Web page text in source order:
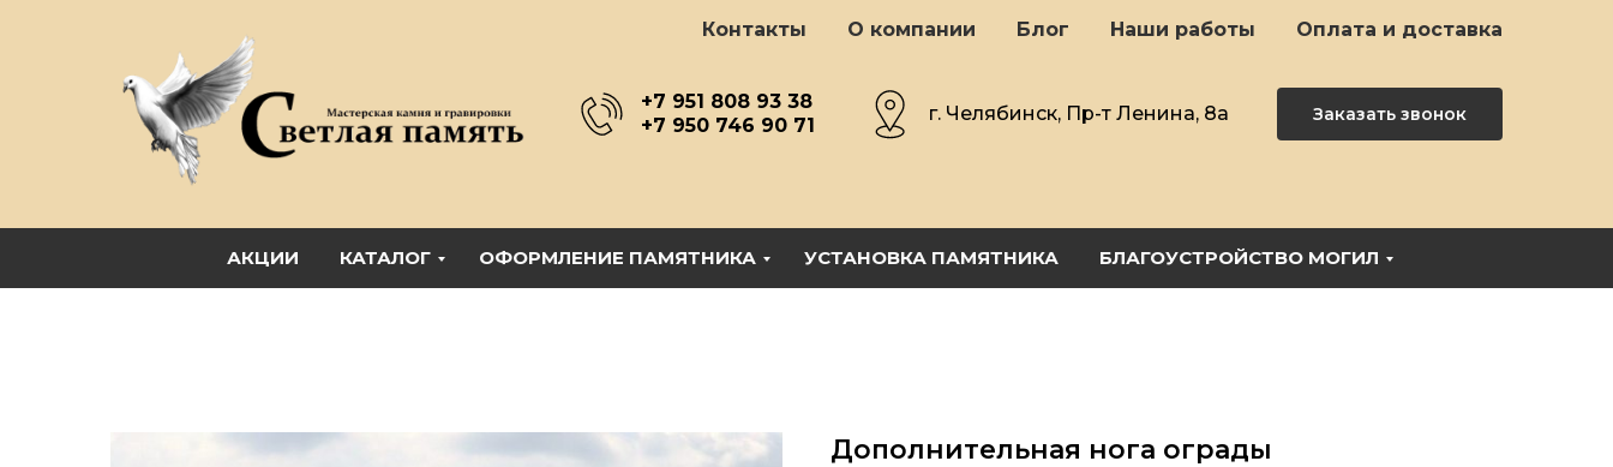
Контакты О компании Блог Наши работы Оплата и доставка
+7 951 808 93 38
+7 950 746 90 71
г. Челябинск, Пр-т Ленина, 8а Заказать звонок
АКЦИИ КАТАЛОГ ОФОРМЛЕНИЕ ПАМЯТНИКА УСТАНОВКА ПАМЯТНИКА БЛАГОУСТРОЙСТВО МОГИЛ
Дополнительная нога ограды